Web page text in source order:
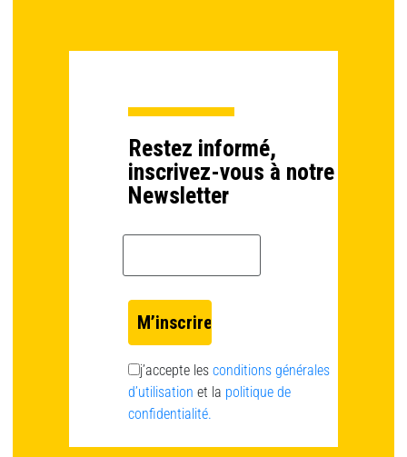
Restez informé,
inscrivez-vous à notre
Newsletter
j’accepte les conditions générales
d’utilisation et la politique de
confidentialité.